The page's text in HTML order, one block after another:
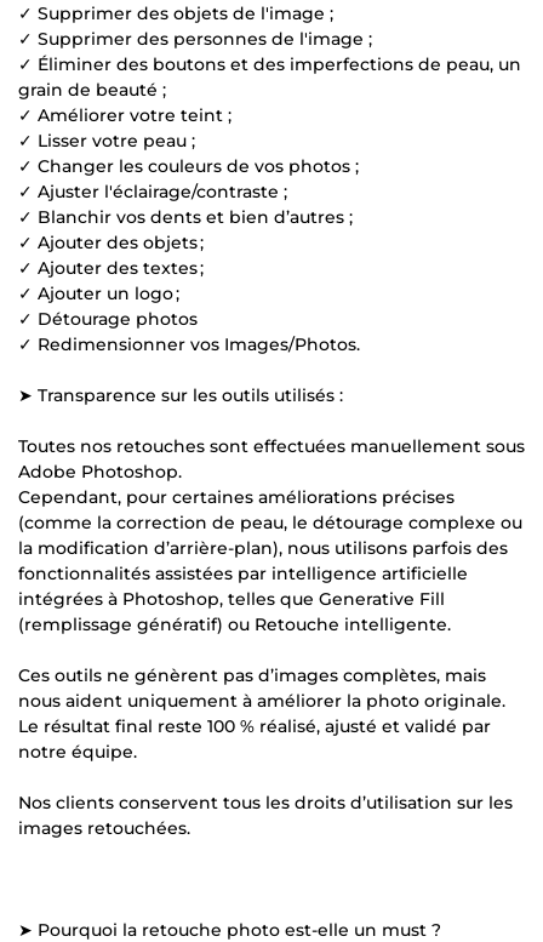
✓ Supprimer des objets de l'image ;
✓ Supprimer des personnes de l'image ;
✓ Éliminer des boutons et des imperfections de peau, un
grain de beauté ;
✓ Améliorer votre teint ;
✓ Lisser votre peau ;
✓ Changer les couleurs de vos photos ;
✓ Ajuster l'éclairage/contraste ;
✓ Blanchir vos dents et bien d’autres ;
✓ Ajouter des objets ;
✓ Ajouter des textes ;
✓ Ajouter un logo ;
✓ Détourage photos
✓ Redimensionner vos Images/Photos.
➤ Transparence sur les outils utilisés :
Toutes nos retouches sont effectuées manuellement sous
Adobe Photoshop.
Cependant, pour certaines améliorations précises
(comme la correction de peau, le détourage complexe ou
la modification d’arrière-plan), nous utilisons parfois des
fonctionnalités assistées par intelligence artificielle
intégrées à Photoshop, telles que Generative Fill
(remplissage génératif) ou Retouche intelligente.
Ces outils ne génèrent pas d’images complètes, mais
nous aident uniquement à améliorer la photo originale.
Le résultat final reste 100 % réalisé, ajusté et validé par
notre équipe.
Nos clients conservent tous les droits d’utilisation sur les
images retouchées.
➤ Pourquoi la retouche photo est-elle un must ?